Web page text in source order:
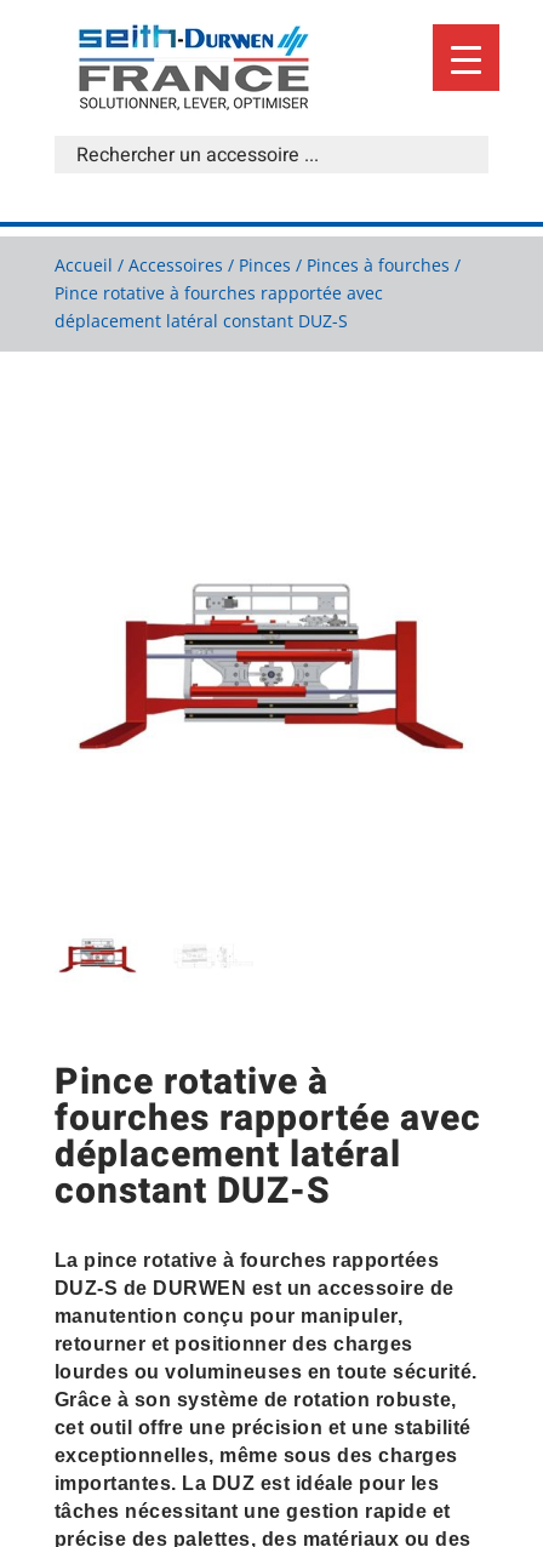
Accueil / Accessoires / Pinces / Pinces à fourches /
Pince rotative à fourches rapportée avec
déplacement latéral constant DUZ-S
Pince rotative à
fourches rapportée avec
déplacement latéral
constant DUZ-S
La pince rotative à fourches rapportées
DUZ-S de DURWEN est un accessoire de
manutention conçu pour manipuler,
retourner et positionner des charges
lourdes ou volumineuses en toute sécurité.
Grâce à son système de rotation robuste,
cet outil offre une précision et une stabilité
exceptionnelles, même sous des charges
importantes. La DUZ est idéale pour les
tâches nécessitant une gestion rapide et
précise des palettes, des matériaux ou des